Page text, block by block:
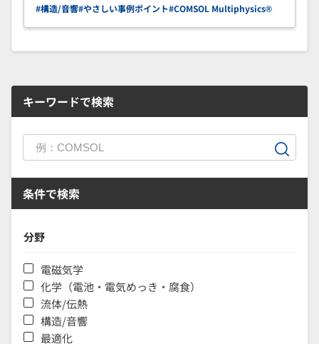
#構造/音響#やさしい事例ポイント#COMSOL Multiphysics®
キーワードで検索
条件で検索
分野
電磁気学
化学（電池・電気めっき・腐食）
流体/伝熱
構造/音響
最適化